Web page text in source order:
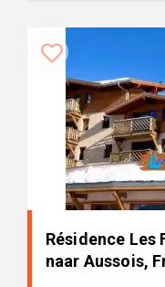
Résidence Les
naar Aussois,